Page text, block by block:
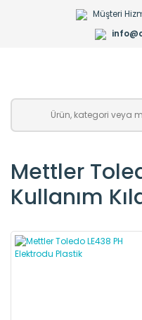
Müşteri
Mettler
Kullanım